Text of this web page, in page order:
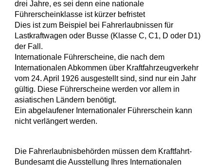
drei Jahre, es sei denn eine nationale
Führerscheinklasse ist kürzer befristet
Dies ist zum Beispiel bei Fahrerlaubnissen für
Lastkraftwagen oder Busse (Klasse C, C1, D oder D1)
der Fall.
Internationale Führerscheine, die nach dem
Internationalen Abkommen über Kraftfahrzeugverkehr
vom 24. April 1926 ausgestellt sind, sind nur ein Jahr
gültig. Diese Führerscheine werden vor allem in
asiatischen Ländern benötigt.
Ein abgelaufener Internationaler Führerschein kann
nicht verlängert werden.
Die Fahrerlaubnisbehörden müssen dem Kraftfahrt-
Bundesamt die Ausstellung Ihres Internationalen